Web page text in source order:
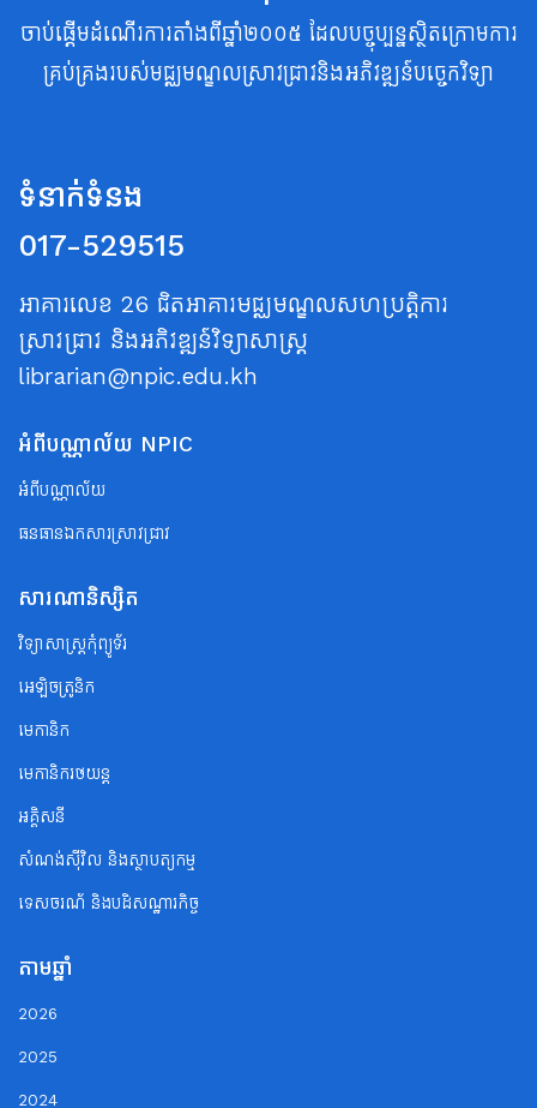
ចាប់ផ្តើមដំណើរការតាំងពីឆ្នាំ២០០៥ ដែលបច្ចុប្បន្នស្ថិតក្រោមការ
គ្រប់គ្រងរបស់មជ្ឈមណ្ឌលស្រាវជ្រាវនិងអភិវឌ្ឍន៍បច្ចេកវិទ្យា
ទំនាក់ទំនង
017-529515
អាគារលេខ 26 ជិតអាគារមជ្ឈមណ្ឌលសហប្រត្តិការ
ស្រាវជ្រាវ និងអភិវឌ្ឍន៍វិទ្យាសាស្ត្រ
librarian@npic.edu.kh
អំពីបណ្ណាល័យ NPIC
អំពីបណ្ណាល័យ
ធនធានឯកសារស្រាវជ្រាវ
សារណានិស្សិត
វិទ្យាសាស្ត្រកុំព្យូទ័រ
អេឡិចត្រូនិក
មេកានិក
មេកានិករថយន្ត
អគ្គិសនី
សំណង់ស៊ីវិល និងស្ថាបត្យកម្ម
ទេសចរណ័ និងបដិសណ្ឋារកិច្ច
តាមឆ្នាំ
2026
2025
2024